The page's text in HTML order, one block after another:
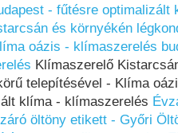
- fűtésre optimalizált
és környékén
oázis - klímaszerelés
Klímaszerelő
telepítésével - Klíma
klíma - klímaszerelés
öltöny etikett - Győri